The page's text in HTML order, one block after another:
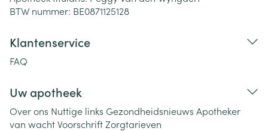
BTW nummer: BE0871125128
Klantenservice
FAQ
Uw apotheek
Over ons Nuttige links Gezondheidsnieuws Apotheker
van wachtVoorschriftZorgtarieven